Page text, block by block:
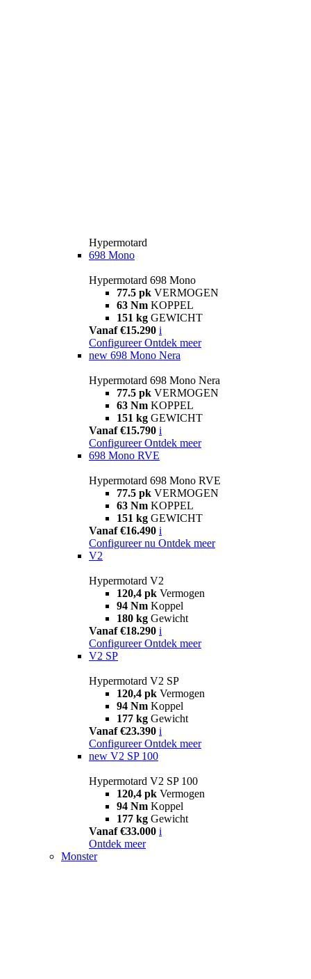
Hypermotard
698 Mono
Hypermotard 698 Mono
77.5 pk VERMOGEN
63 Nm KOPPEL
151 kg GEWICHT
Vanaf €15.290 i
Configureer Ontdek meer
new 698 Mono Nera
Hypermotard 698 Mono Nera
77.5 pk VERMOGEN
63 Nm KOPPEL
151 kg GEWICHT
Vanaf €15.790 i
Configureer Ontdek meer
698 Mono RVE
Hypermotard 698 Mono RVE
77.5 pk VERMOGEN
63 Nm KOPPEL
151 kg GEWICHT
Vanaf €16.490 i
Configureer nu Ontdek meer
V2
Hypermotard V2
120,4 pk Vermogen
94 Nm Koppel
180 kg Gewicht
Vanaf €18.290 i
Configureer Ontdek meer
V2 SP
Hypermotard V2 SP
120,4 pk Vermogen
94 Nm Koppel
177 kg Gewicht
Vanaf €23.390 i
Configureer Ontdek meer
new V2 SP 100
Hypermotard V2 SP 100
120,4 pk Vermogen
94 Nm Koppel
177 kg Gewicht
Vanaf €33.000 i
Ontdek meer
Monster